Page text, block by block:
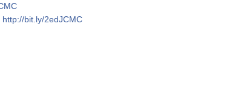
http://bit.ly/2edJCMC